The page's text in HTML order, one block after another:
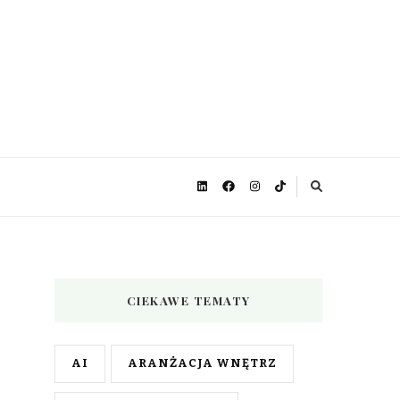
CIEKAWE TEMATY
AI ARANŻACJA WNĘTRZ